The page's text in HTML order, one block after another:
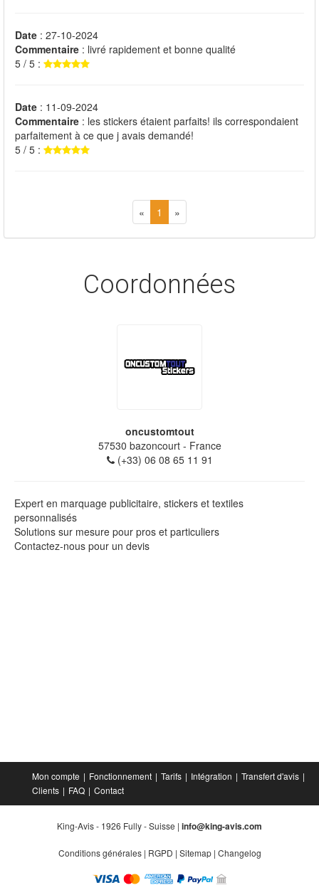
Date : 27-10-2024
Commentaire : livré rapidement et bonne qualité
5 / 5 :
Date : 11-09-2024
Commentaire : les stickers étaient parfaits! ils correspondaient
parfaitement à ce que j avais demandé!
5 / 5 :
« 1 »
Coordonnées
oncustomtout
57530 bazoncourt- France
(+33) 06 08 65 11 91
Expert en marquage publicitaire, stickers et textiles
personnalisés
Solutions sur mesure pour pros et particuliers
Contactez-nous pour un devis
Mon compte Fonctionnement Tarifs Intégration
Transfert d'avis
Clients
FAQ Contact
King-Avis - 1926 Fully - Suisse | info@king-avis.com
Conditions générales| RGPD | Sitemap| Changelog